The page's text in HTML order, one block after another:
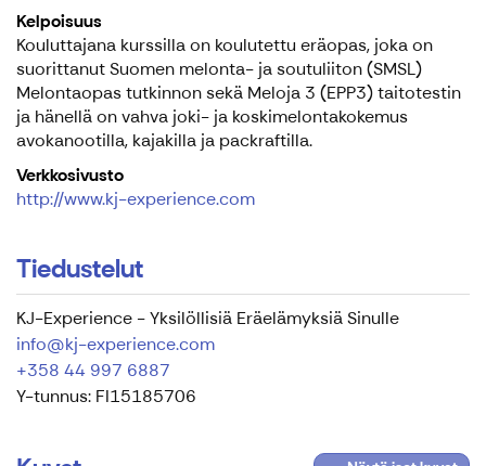
Kelpoisuus
Kouluttajana kurssilla on koulutettu eräopas, joka on
suorittanut Suomen melonta- ja soutuliiton (SMSL)
Melontaopas tutkinnon sekä Meloja 3 (EPP3) taitotestin
ja hänellä on vahva joki- ja koskimelontakokemus
avokanootilla, kajakilla ja packraftilla.
Verkkosivusto
http://www.kj-experience.com
Tiedustelut
KJ-Experience - Yksilöllisiä Eräelämyksiä Sinulle
info@kj-experience.com
+358 44 997 6887
Y-tunnus: FI15185706